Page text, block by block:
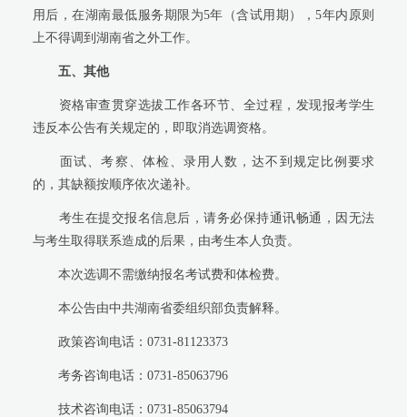
用后，在湖南最低服务期限为5年（含试用期），5年内原则
上不得调到湖南省之外工作。
五、其他
资格审查贯穿选拔工作各环节、全过程，发现报考学生
违反本公告有关规定的，即取消选调资格。
面试、考察、体检、录用人数，达不到规定比例要求
的，其缺额按顺序依次递补。
考生在提交报名信息后，请务必保持通讯畅通，因无法
与考生取得联系造成的后果，由考生本人负责。
本次选调不需缴纳报名考试费和体检费。
本公告由中共湖南省委组织部负责解释。
政策咨询电话：0731-81123373
考务咨询电话：0731-85063796
技术咨询电话：0731-85063794